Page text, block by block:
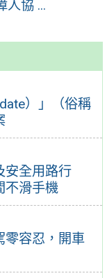
）」（俗稱
安全用路行
不滑手機
零容忍，開車
人協 ...